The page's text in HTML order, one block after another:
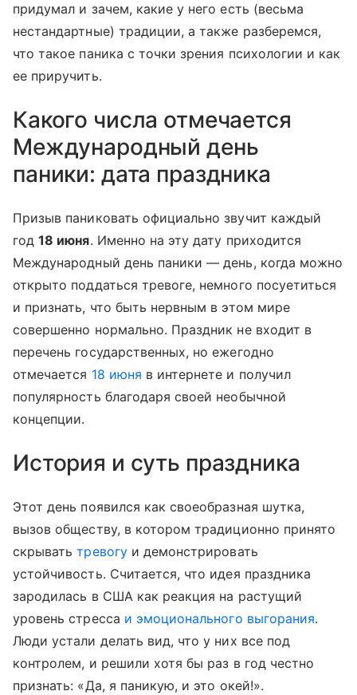
придумал и зачем, какие у него есть (весьма
нестандартные) традиции, а также разберемся,
что такое паника с точки зрения психологии и как
ее приручить.
Какого числа отмечается
Международный день
паники: дата праздника
Призыв паниковать официально звучит каждый
год18 июня. Именно на эту дату приходится
Международный день паники — день, когда можно
открыто поддаться тревоге, немного посуетиться
и признать, что быть нервным в этом мире
совершенно нормально. Праздник не входит в
перечень государственных, но ежегодно
отмечается 18 июня в интернете и получил
популярность благодаря своей необычной
концепции.
История и суть праздника
Этот день появился как своеобразная шутка,
вызов обществу, в котором традиционно принято
скрыватьтревогуи демонстрировать
устойчивость. Считается, что идея праздника
зародилась в США как реакция на растущий
уровень стресса и эмоционального выгорания.
Люди устали делать вид, что у них все под
контролем, и решили хотя бы раз в год честно
признать: «Да, я паникую, и это окей!».